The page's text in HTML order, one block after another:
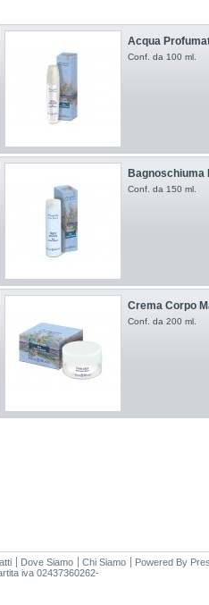
Acqua
Conf. da 100 ml.
Bagnoschiuma
Conf. da 150 ml.
Crema Corpo
Conf. da 200 ml.
Dove Siamo Chi Siamo Powered By
iva 02437360262-